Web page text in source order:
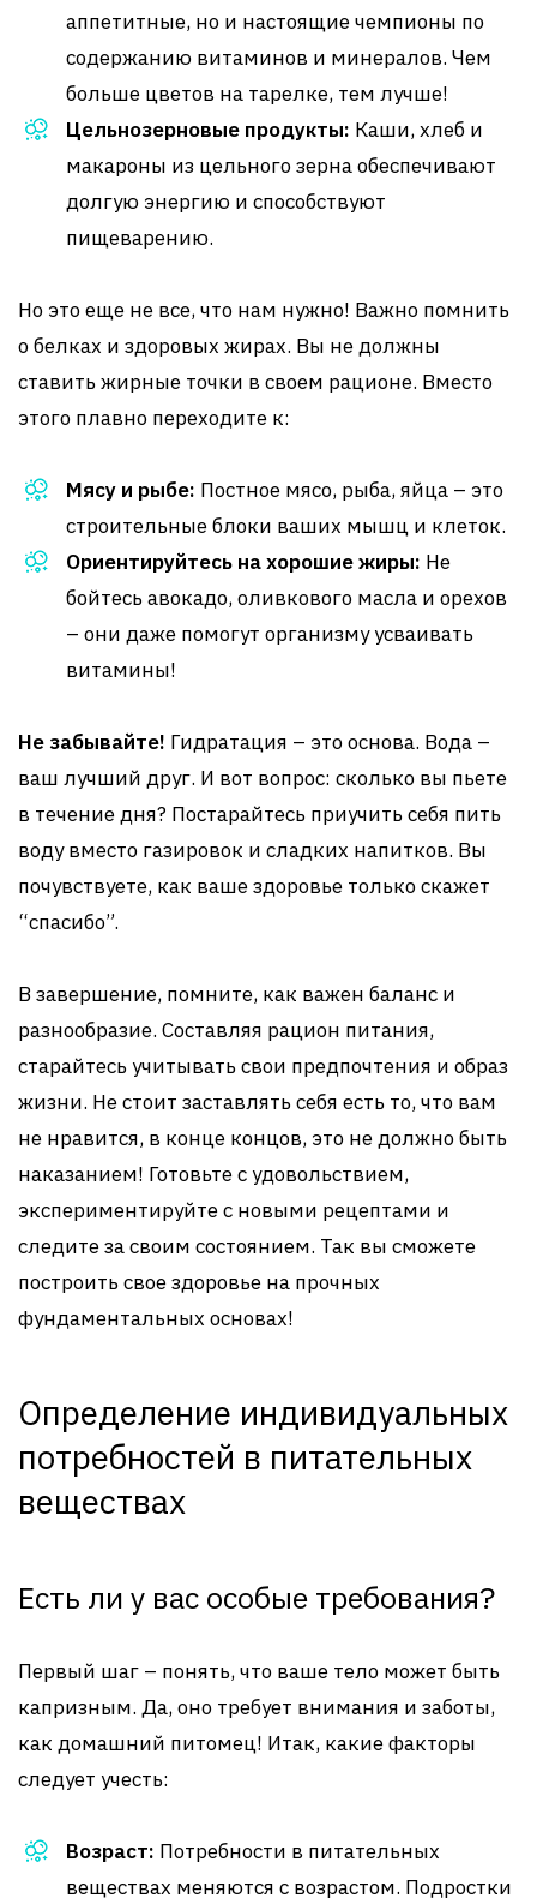
аппетитные, но и настоящие чемпионы по
содержанию витаминов и минералов. Чем
больше цветов на тарелке, тем лучше!
Цельнозерновые продукты: Каши, хлеб и
макароны из цельного зерна обеспечивают
долгую энергию и способствуют
пищеварению.
Но это еще не все, что нам нужно! Важно помнить
о белках и здоровых жирах. Вы не должны
ставить жирные точки в своем рационе. Вместо
этого плавно переходите к:
Мясу и рыбе: Постное мясо, рыба, яйца – это
строительные блоки ваших мышц и клеток.
Ориентируйтесь на хорошие жиры: Не
бойтесь авокадо, оливкового масла и орехов
– они даже помогут организму усваивать
витамины!
Не забывайте! Гидратация – это основа. Вода –
ваш лучший друг. И вот вопрос: сколько вы пьете
в течение дня? Постарайтесь приучить себя пить
воду вместо газировок и сладких напитков. Вы
почувствуете, как ваше здоровье только скажет
“спасибо”.
В завершение, помните, как важен баланс и
разнообразие. Составляя рацион питания,
старайтесь учитывать свои предпочтения и образ
жизни. Не стоит заставлять себя есть то, что вам
не нравится, в конце концов, это не должно быть
наказанием! Готовьте с удовольствием,
экспериментируйте с новыми рецептами и
следите за своим состоянием. Так вы сможете
построить свое здоровье на прочных
фундаментальных основах!
Определение индивидуальных
потребностей в питательных
веществах
Есть ли у вас особые требования?
Первый шаг – понять, что ваше тело может быть
капризным. Да, оно требует внимания и заботы,
как домашний питомец! Итак, какие факторы
следует учесть:
Возраст: Потребности в питательных
веществах меняются с возрастом. Подростки